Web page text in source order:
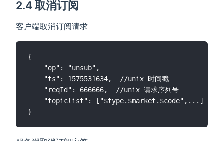
2.4 取消订阅
客户端取消订阅请求
{
    "op": "unsub",
    "ts": 1575531634,  //unix 时间戳
    "reqId": 666666,  //unix 请求序列号
"topiclist": ["$type.$market.$code",...] //